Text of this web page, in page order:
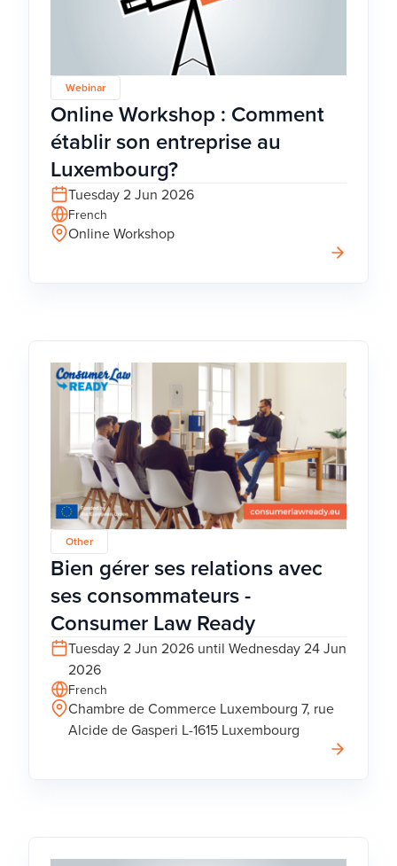
Webinar
Online Workshop : Comment
établir son entreprise au
Luxembourg?
Tuesday 2 Jun 2026
French
Online Workshop
Other
Bien gérer ses relations avec
ses consommateurs -
Consumer Law Ready
Tuesday 2 Jun 2026 until Wednesday 24 Jun
2026
French
Chambre de Commerce Luxembourg 7, rue
Alcide de Gasperi L-1615 Luxembourg